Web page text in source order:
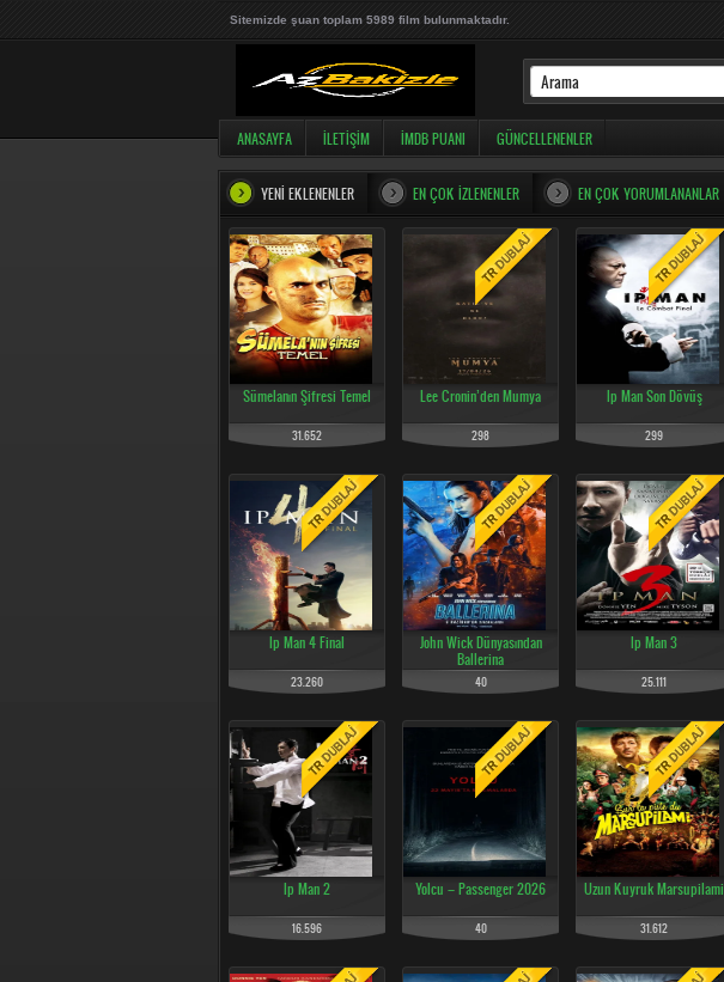
Sitemizde şuan toplam 5989 film bulunmaktadır.
ANASAYFA İLETIŞIM İMDB PUANI GÜNCELLENENLER
YENI EKLENENLER EN ÇOK İZLENENLER EN ÇOK YORUMLANANLAR
Sümelanın Şifresi Temel
31.652
Lee Cronin’den Mumya
298
Ip Man Son Dövüş
299
Ip Man 4 Final
23.260
John Wick Dünyasından
Ballerina
40
Ip Man 3
25.111
Ip Man 2
16.596
Yolcu – Passenger 2026
40
Uzun Kuyruk Marsupilami
31.612